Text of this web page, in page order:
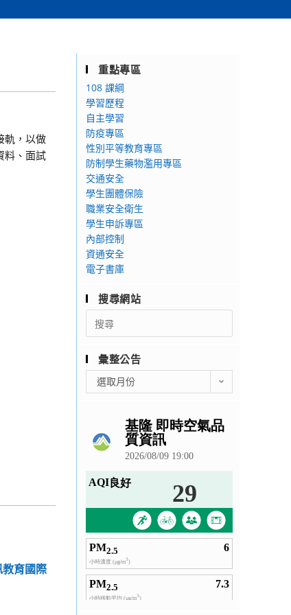
軌，以做
料、面試
育國際
重點專區
108 課綱
學習歷程
自主學習
防疫專區
性別平等教育專區
防制學生藥物濫用專區
交通安全
學生團體保險
職業安全衛生
學生申訴專區
內部控制
資通安全
電子書庫
搜尋網站
Search
for:
彙整公告
整
選取月份